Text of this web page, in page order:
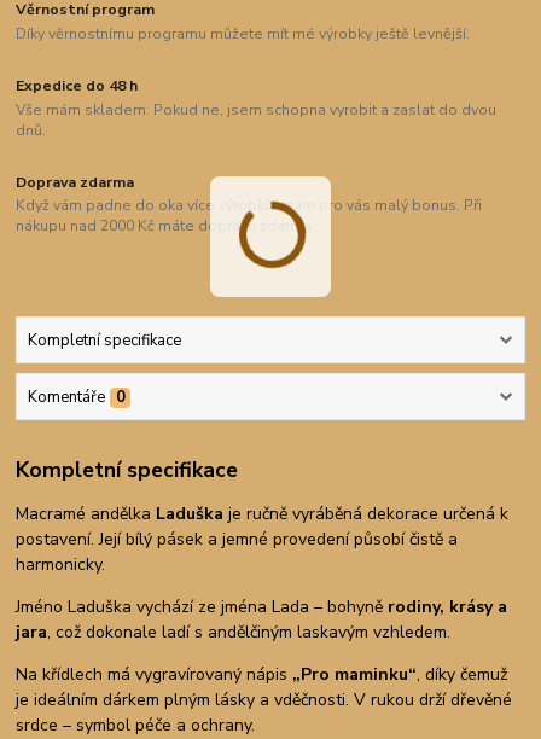
Věrnostní program
Díky věrnostnímu programu můžete mít mé výrobky ještě levnější.
Expedice do 48 h
Vše mám skladem. Pokud ne, jsem schopna vyrobit a zaslat do dvou
dnů.
Doprava zdarma
Když vám padne do oka více výrobků, mám pro vás malý bonus. Při
nákupu nad 2000 Kč máte dopravu zdarma.
Kompletní specifikace
Komentáře 0
Kompletní specifikace
Macramé andělka Laduška je ručně vyráběná dekorace určená k
postavení. Její bílý pásek a jemné provedení působí čistě a
harmonicky.
Jméno Laduška vychází ze jména Lada – bohyně rodiny, krásy a
jara, což dokonale ladí s andělčiným laskavým vzhledem.
Na křídlech má vygravírovaný nápis „Pro maminku“, díky čemuž
je ideálním dárkem plným lásky a vděčnosti. V rukou drží dřevěné
srdce – symbol péče a ochrany.